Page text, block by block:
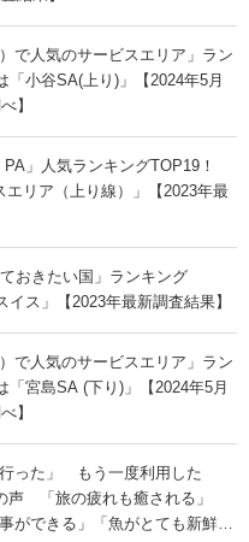
で人気のサービスエリア」ラン
小谷SA(上り)」【2024年5月
】
PA」人気ランキングTOP19！
エリア（上り線）」【2023年最
おきたい国」ランキング
ス」【2023年最新調査結果】
で人気のサービスエリア」ラン
宮島SA (下り)」【2024年5月
】
行った」 もう一度利用した
声 「旅の疲れも癒される」
ができる」「魚がとても新鮮で